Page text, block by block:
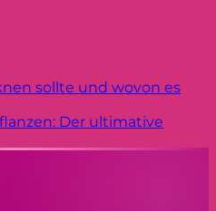
sollte und wovon es
Der ultimative